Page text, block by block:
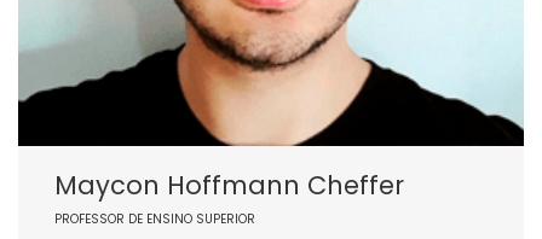
Maycon Hoffmann Cheffer
PROFESSOR DE ENSINO SUPERIOR